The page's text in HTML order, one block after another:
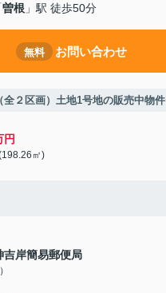
曽根 」駅 徒歩50分
無料 お問い合わせ
２区画）土地1号地の販売中物件
円
㎡)
吉岸簡易郵便局